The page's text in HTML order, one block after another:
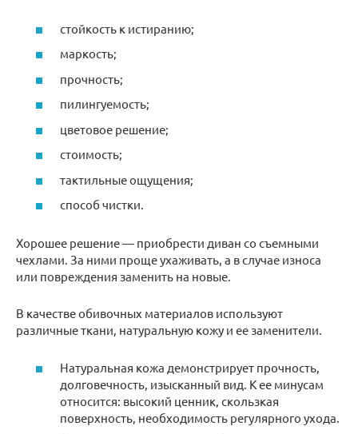
стойкость к истиранию;
маркость;
прочность;
пилингуемость;
цветовое решение;
стоимость;
тактильные ощущения;
способ чистки.
Хорошее решение — приобрести диван со съемными
чехлами. За ними проще ухаживать, а в случае износа
или повреждения заменить на новые.
В качестве обивочных материалов используют
различные ткани, натуральную кожу и ее заменители.
Натуральная кожа демонстрирует прочность,
долговечность, изысканный вид. К ее минусам
относится: высокий ценник, скользкая
поверхность, необходимость регулярного ухода.